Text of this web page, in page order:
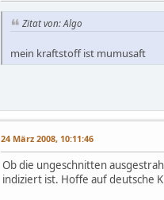
Zitat von: Algo
mein kraftstoff ist mumusaft
24 März 2008, 10:11:46
Ob die ungeschnitten
indiziert ist. Hoffe auf deutsche